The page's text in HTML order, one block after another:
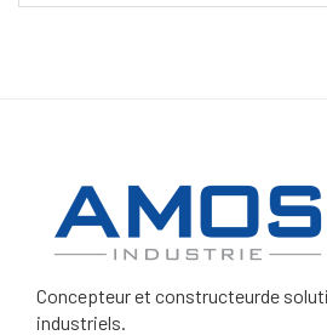
Concepteur et constructeurde
industriels.